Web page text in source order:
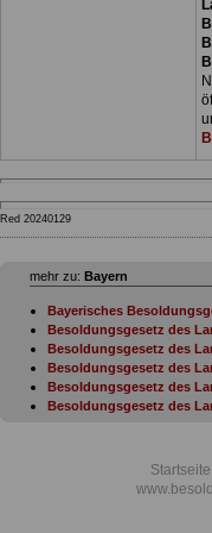
Red 20240129
mehr zu: Bayern
Bayerisches
Besoldungsgesetz des
Besoldungsgesetz des
Besoldungsgesetz des
Besoldungsgesetz des
Besoldungsgesetz des
Besoldungsgesetz des
Dienstfähigkeit
Startseite